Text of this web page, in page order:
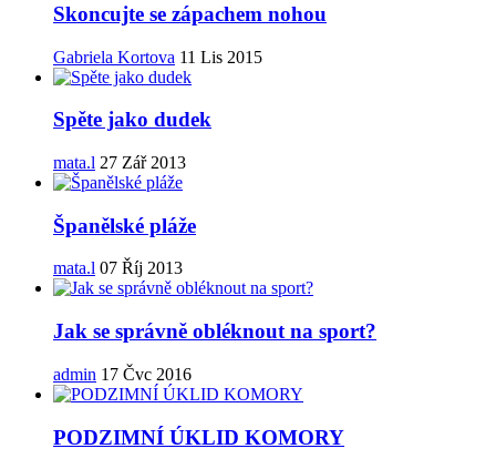
Skoncujte se zápachem nohou
Gabriela Kortova 11 Lis 2015
Spěte jako dudek
mata.l 27 Zář 2013
Španělské pláže
mata.l 07 Říj 2013
Jak se správně obléknout na sport?
admin 17 Čvc 2016
PODZIMNÍ ÚKLID KOMORY